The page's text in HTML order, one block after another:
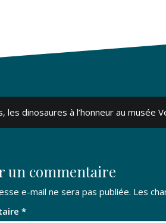
les dinosaures à l’honneur au musée
un commentaire
e-mail ne sera pas publiée. Les
*